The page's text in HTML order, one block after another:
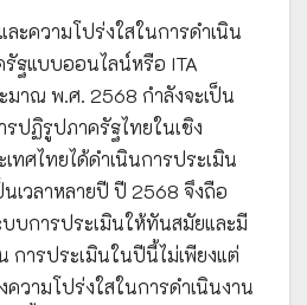
ะความโปร่งใสในการดำเนิน
ฐแบบออนไลน์หรือ ITA
มาณ พ.ศ. 2568 กำลังจะเป็น
ปฏิรูปภาครัฐไทยในเชิง
ศไทยได้ดำเนินการประเมิน
นเวลาหลายปี ปี 2568 จึงถือ
บการประเมินให้ทันสมัยและมี
การประเมินในปีนี้ไม่เพียงแต่
ความโปร่งใสในการดำเนินงาน